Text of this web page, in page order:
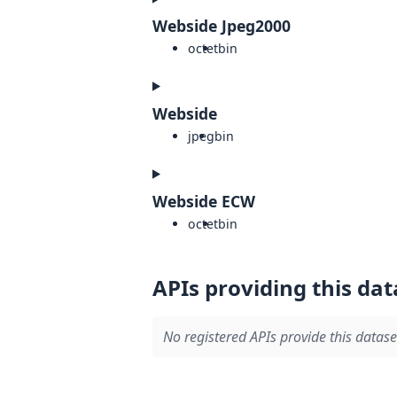
Webside Jpeg2000
octetbin
Webside
jpegbin
Webside ECW
octetbin
APIs providing this
No registered APIs provide this